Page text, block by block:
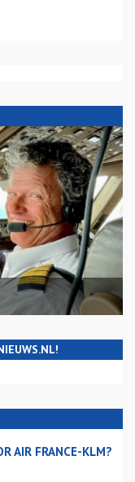
AIR FRANCE-KLM?